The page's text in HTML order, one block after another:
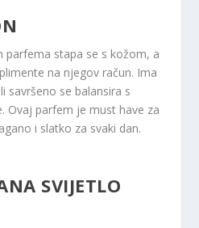
parfema stapa se s kožom, a
na njegov račun. Ima
savršeno se balansira s
Ovaj parfem je must have za
i slatko za svaki dan.
SVIJETLO